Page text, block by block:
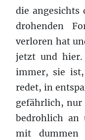
die angesichts
dro­hen­den
ver­loren hat
jetzt und hier.
immer, sie
redet, in
gefährlich,
bedrohlich
mit dum­men